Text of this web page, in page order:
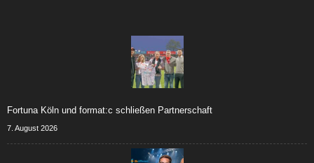
Fortuna Köln und format:c schließen Partnerschaft
7. August 2026